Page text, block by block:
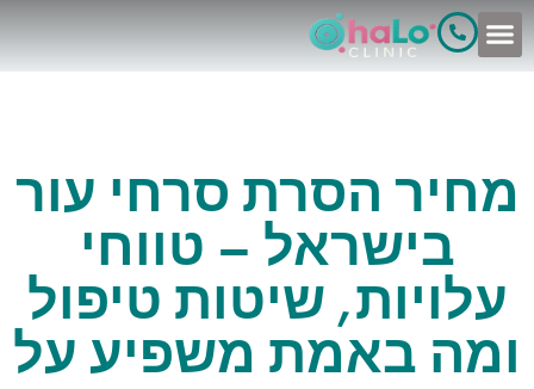
מחיר הסרת סרחי עור
בישראל – טווחי
עלויות, שיטות טיפול
ומה באמת משפיע על